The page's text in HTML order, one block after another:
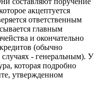
акцептуется
ответственным
главным
и окончательно
(обычно
- генеральным). У
которая подробно
утвержденном